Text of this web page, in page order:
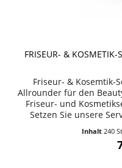
FRISEUR- & KOSMETIK-
Friseur- & Kosemtik-
Allrounder für den
Friseur- und
Setzen Sie unsere
Inhalt240